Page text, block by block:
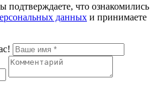
что ознакомились
данных и принимаете